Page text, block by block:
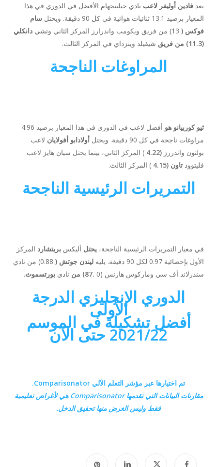
يعد فادين أوليفر لاعب نادي جيلينجهام الأفضل في الدوري في هذا
المعيار برصيد 13.1 ثنائيات هوائية في كل 90 دقيقة. ويحتل
سام
فوكس (13) من فريق ويكومب واندرارز المركز الثاني وتشي
دانكلي
(11.3) من فريق
شيفيلد وينزداي في المركز الثالث.
المراوغات الناجحة
ثيو كوربيانو هو
أفضل لاعب في الدوري في هذا المعيار برصيد 4.96
مراوغات ناجحة في كل 90 دقيقة. ويحتل
أولادابو أفولايان لاعب
بولتون واندررز (4.22
) المركز الثاني، بينما يحتل سيان هايز لاعب
فليتوود تاون (4.15 ) المركز الثالث.
التمريرات الرئيسية الناجحة
في معيار التمريرات الرئيسية الناجحة، يحتل أليكس بريتشارد المركز
الأول بإحصائية 0.97 لكل 90 دقيقة. يليه
ليندن جوتش (
0.88) من نادي
سندرلاند أف سي وماركوس هارنس (0
.87) من نادي بورتسموث.
الدوري الإنجليزي الدرجة
الأولى
أفضل تشكيلة في الموسم
2021/22 حتى الآن
تم اختيارها عبر مؤشر التعلم الآلي Comparisonator.
مقارنات البيانات التي تقدمهاComparisonator هي
لأغراض تعليمية
فقط وليس الغرض منها تحقيق الدخل.